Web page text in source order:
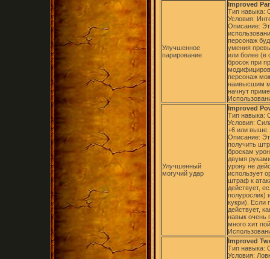
Улучшенное
парирование
Improved
Тип навыка:
Условия:
Описание:
персонаж
умения
или более (в
бросок при
персонаж
наивысшим
начнут
Улучшенный
могучий удар
Improved
Тип навыка:
Условия:
+6 или выше.
Описание:
получить
броскам
двумя
урону не
использует
штраф к
действует,
полурослик)
кукри). Если
действует,
навык очень
много хит
Improved
Тип навыка:
Условия: